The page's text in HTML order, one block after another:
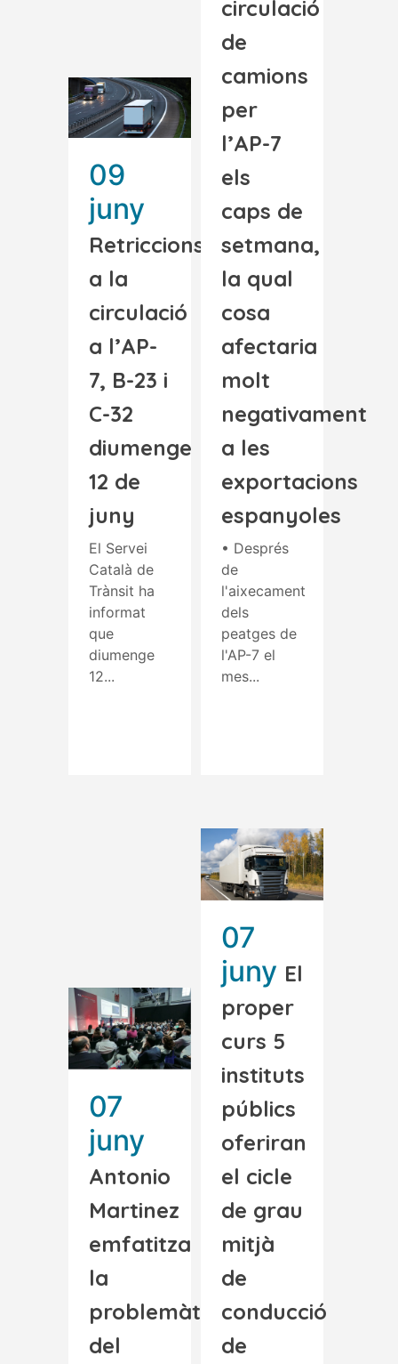
09
juny
Retriccions
a la
circulació
a l’AP-
7, B-23 i
C-32
diumenge
12 de
juny
El Servei
Català de
Trànsit ha
informat
que
diumenge
12...
circulació
de
camions
per
l’AP-7
els
caps de
setmana,
la qual
cosa
afectaria
molt
negativament
a les
exportacions
espanyoles
• Després
de
l'aixecament
dels
peatges de
l'AP-7 el
mes...
07
juny
Antonio
Martinez
emfatitza
la
problemàtica
del
07
juny El
proper
curs 5
instituts
públics
oferiran
el cicle
de grau
mitjà
de
conducció
de